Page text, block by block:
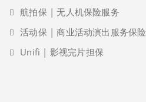
航拍保 | 无人机保险服务
活动保 | 商业活动演出服务保险
Unifi | 影视完片担保